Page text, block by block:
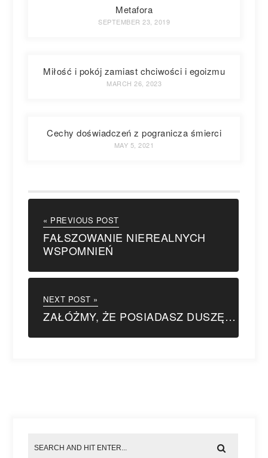
Metafora
SEPTEMBER 23, 2019
Miłość i pokój zamiast chciwości i egoizmu
MARCH 26, 2023
Cechy doświadczeń z pogranicza śmierci
MAY 5, 2021
« PREVIOUS POST
FAŁSZOWANIE NIEREALNYCH
WSPOMNIEŃ
NEXT POST »
ZAŁÓŻMY, ŻE POSIADASZ DUSZĘ…